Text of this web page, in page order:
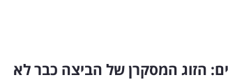
הזוג המסקרן של הביצה כבר לא